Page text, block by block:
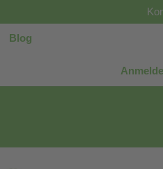
Blog